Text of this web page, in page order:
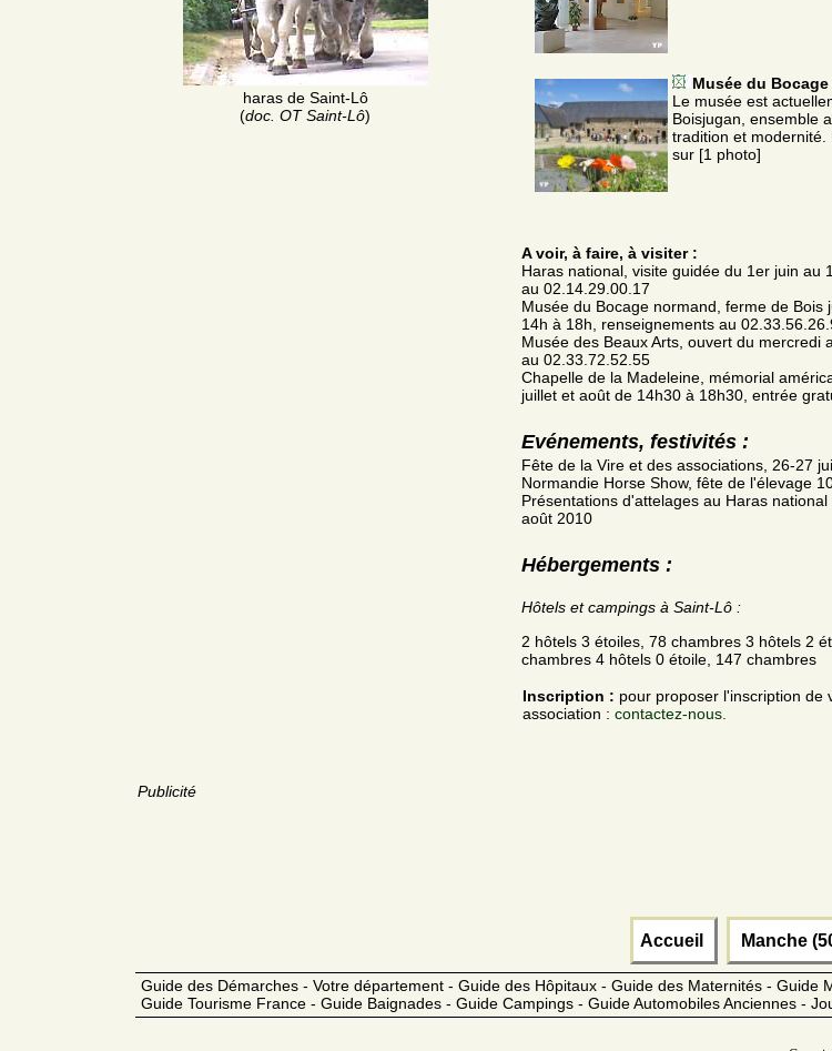
haras de Saint-Lô
(doc. OT Saint-Lô)
Musée du Bocage
Le musée est
Boisjugan, ensemble
tradition et
sur [1 photo]
A voir, à faire, à visiter :
Haras national, visite guidée du 1er juin au
au 02.14.29.00.17
Musée du Bocage normand, ferme de
14h à 18h, renseignements au
Musée des Beaux Arts, ouvert du
au 02.33.72.52.55
Chapelle de la Madeleine, mémorial
juillet et août de 14h30 à 18h30, entrée
Evénements, festivités :
Fête de la Vire et des associations, 26-27
Normandie Horse Show, fête de l'élevage
Présentations d'attelages au Haras
août 2010
Hébergements :
Hôtels et campings à Saint-Lô :
2 hôtels 3 étoiles, 78 chambres 3 hôtels 2
chambres 4 hôtels 0 étoile, 147 chambres
Inscription : pour proposer l'inscription de
association : contactez-nous.
Publicité
Accueil Manche
Guide des Démarches - Votre département - Guide des Hôpitaux - Guide des Maternités - Guide
Guide Tourisme France - Guide Baignades - Guide Campings - Guide Automobiles Anciennes -